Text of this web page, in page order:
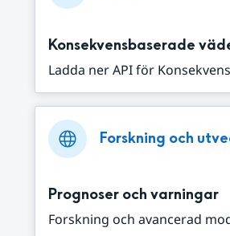
Konsekvensbaserade
Ladda ner API för
Forskning och
Prognoser och varningar
Forskning och avancerad